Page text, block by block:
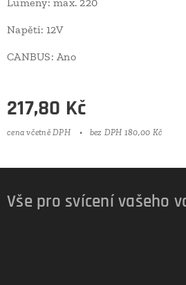
Napětí: 12V
CANBUS: Ano
217,80 Kč
cena včetně DPH bez DPH 180,00 Kč
Vše pro svícení vašeho